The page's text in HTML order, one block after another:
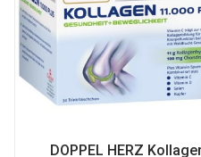
DOPPEL HERZ